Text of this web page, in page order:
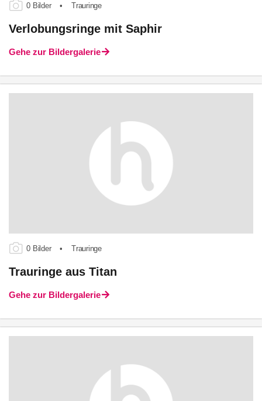
0 Bilder • Trauringe
Verlobungsringe mit Saphir
Gehe zur Bildergalerie
0 Bilder • Trauringe
Trauringe aus Titan
Gehe zur Bildergalerie